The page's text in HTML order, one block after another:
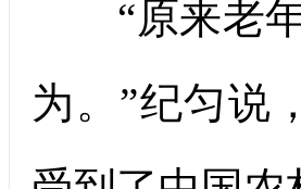
“原来老年
为。”纪匀说